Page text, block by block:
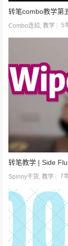
转笔combo教学第
Combo连招 ,教学 5
转笔教学 | Side
Spinny干货,教学 7